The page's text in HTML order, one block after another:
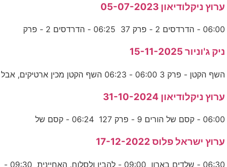
ערוץ ניקלודיאון 05-07-2023
06:00 - הדרדסים 2 - פרק 37 06:25 - הדרדסים 2 - פרק
ניק ג'וניור 15-11-2025
השף הקטן - פרק 3 06:00 - 06:23 השף הקטן מכין ארטיקים, אבל
ערוץ ניקלודיאון 31-10-2024
06:00 - קסם של הורים 9 - פרק 127 06:24 - קסם של
ערוץ ישראל פלוס 17-12-2022
06:30 - שלדים בארון 09:00 - להבין ולסלוח. האחיינית 09:30 -